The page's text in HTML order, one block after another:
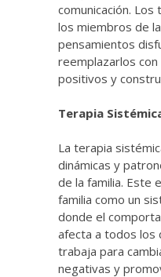
comunicación.
los miembros de
pensamientos
reemplazarlos
positivos y
Terapia
La terapia
dinámicas y
de la familia. Este
familia como un
donde el
afecta a todos los
trabaja para
negativas y